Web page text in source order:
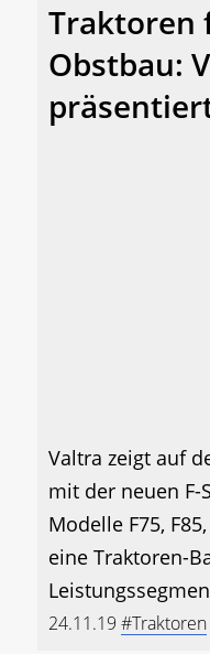
Traktoren
Obstbau:
Valtra zeigt auf
mit der neuen F-
Modelle F75,
eine Traktoren-
24.11.19 #Traktoren